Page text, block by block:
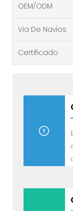
OEM/ODM
Via De Navios
Certificado